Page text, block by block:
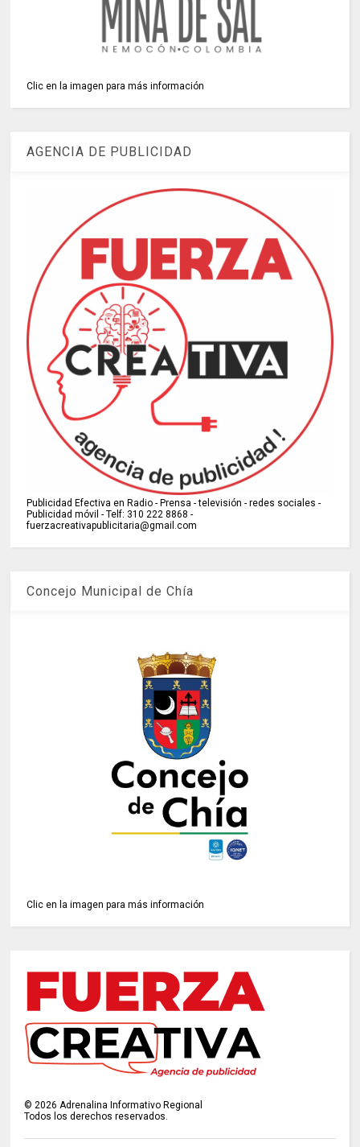
Clic en la imagen para más información
AGENCIA DE PUBLICIDAD
Publicidad Efectiva en Radio - Prensa - televisión - redes sociales -
Publicidad móvil - Telf: 310 222 8868 -
fuerzacreativapublicitaria@gmail.com
Concejo Municipal de Chía
Clic en la imagen para más información
©2026 Adrenalina Informativo Regional
Todos los derechos reservados.